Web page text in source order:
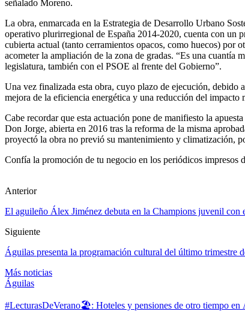
señalado Moreno.
La obra, enmarcada en la Estrategia de Desarrollo Urbano
operativo plurirregional de España 2014-2020, cuenta con un
cubierta actual (tanto cerramientos opacos, como huecos) por
acometer la ampliación de la zona de gradas. “Es una
legislatura, también con el PSOE al frente del Gobierno”.
Una vez finalizada esta obra, cuyo plazo de ejecución, debido
mejora de la eficiencia energética y una reducción del impacto
Cabe recordar que esta actuación pone de manifiesto la
Don Jorge, abierta en 2016 tras la reforma de la misma
proyectó la obra no previó su mantenimiento y climatización,
Confía la promoción de tu negocio en los periódicos
Anterior
El aguileño Álex Jiménez debuta en la Champions juvenil con
Siguiente
Águilas presenta la programación cultural del último trimestre
Más noticias
Águilas
#LecturasDeVerano🏖: Hoteles y pensiones de otro tiempo en